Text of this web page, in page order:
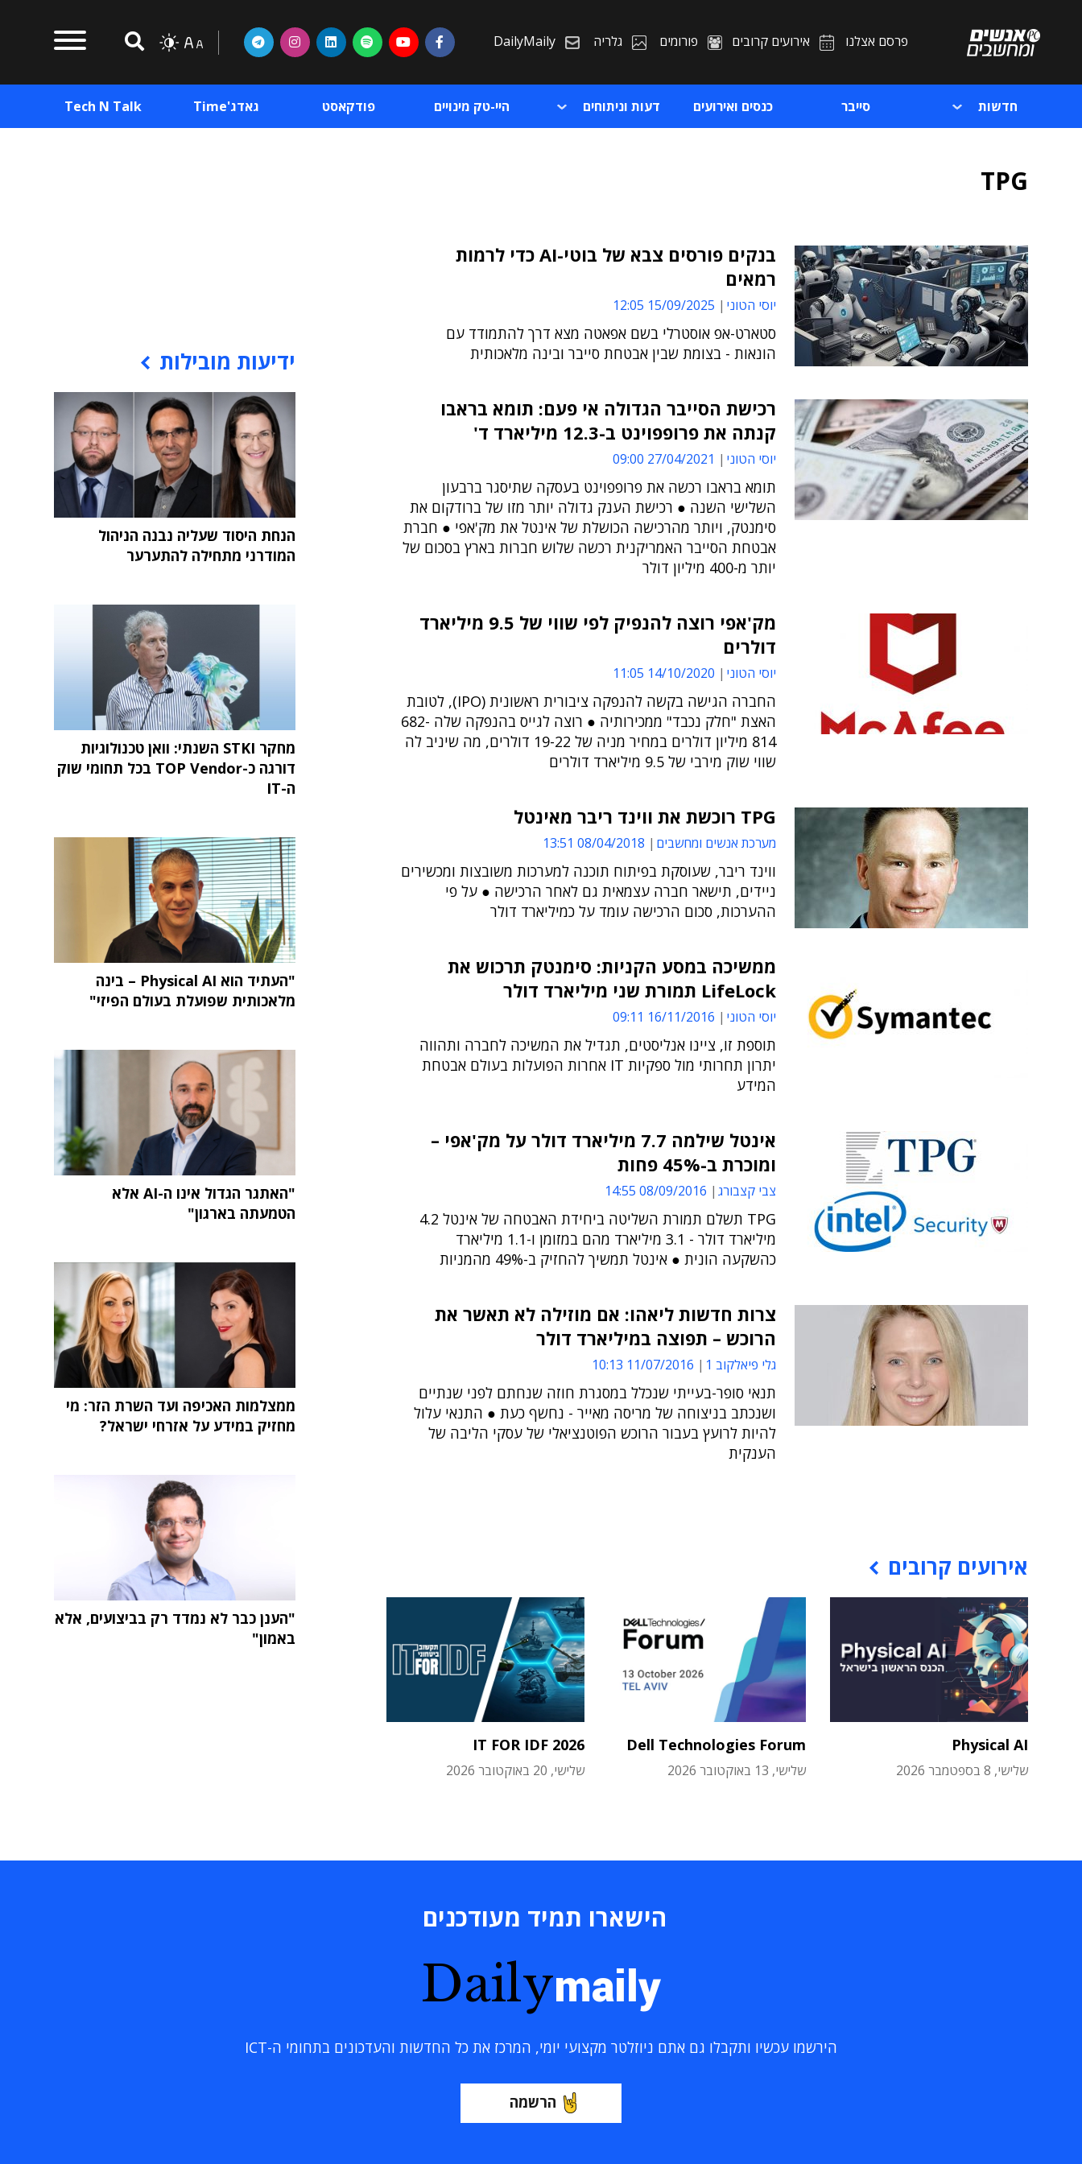
פרסם אצלנו אירועים קרובים פורומים גלריה DailyMaily
חדשות סייבר כנסים ואירועים דעות וניתוחים היי-טק מינויים פודקאסט גאדג'Time Tech N Talk
TPG
בנקים פורסים צבא של בוטי-AI כדי לרמות
רמאים
יוסי הטוני 15/09/2025 12:05
סטארט-אפ אוסטרלי בשם אפאטה מצא דרך להתמודד עם
הונאות - בצומת שבין אבטחת סייבר ובינה מלאכותית
רכישת הסייבר הגדולה אי פעם: תומא בראבו
קנתה את פרופפוינט ב-12.3 מיליארד ד'
יוסי הטוני 27/04/2021 09:00
תומא בראבו רכשה את פרופפוינט בעסקה שתיסגר ברבעון
השלישי השנה ● רכישת הענק גדולה יותר מזו של ברודקום את
סימנטק, ויותר מהרכישה הכושלת של אינטל את מק'אפי ● חברת
אבטחת הסייבר האמריקנית רכשה שלוש חברות בארץ בסכום של
יותר מ-400 מיליון דולר
מק'אפי רוצה להנפיק לפי שווי של 9.5 מיליארד
דולרים
יוסי הטוני 14/10/2020 11:05
החברה הגישה בקשה להנפקה ציבורית ראשונית (IPO), לטובת
האצת "חלק נכבד" ממכירותיה ● רוצה לגייס בהנפקה שלה 682-
814 מיליון דולרים במחיר מניה של 19-22 דולרים, מה שיניב לה
שווי שוק מירבי של 9.5 מיליארד דולרים
TPG רוכשת את ווינד ריבר מאינטל
מערכת אנשים ומחשבים 08/04/2018 13:51
ווינד ריבר, שעוסקת בפיתוח תוכנה למערכות משובצות ומכשירים
ניידים, תישאר חברה עצמאית גם לאחר הרכישה ● על פי
ההערכות, סכום הרכישה עומד על כמיליארד דולר
ממשיכה במסע הקניות: סימנטק תרכוש את
LifeLock תמורת שני מיליארד דולר
יוסי הטוני 16/11/2016 09:11
תוספת זו, ציינו אנליסטים, תגדיל את המשיכה לחברה ותהווה
יתרון תחרותי מול ספקיות IT אחרות הפועלות בעולם אבטחת
המידע
אינטל שילמה 7.7 מיליארד דולר על מק'אפי –
ומוכרת ב-45% פחות
צבי קצבורג 08/09/2016 14:55
TPG תשלם תמורת השליטה ביחידת האבטחה של אינטל 4.2
מיליארד דולר - 3.1 מיליארד מהם במזומן ו-1.1 מיליארד
כהשקעה הונית ● אינטל תמשיך להחזיק ב-49% מהמניות
צרות חדשות ליאהו: אם מוזילה לא תאשר את
הרוכש – תפוצה במיליארד דולר
גלי פיאלקוב 1 11/07/2016 10:13
תנאי סופר-בעייתי שנכלל במסגרת חוזה שנחתם לפני שנתיים
ושנכתב בניצוחה של מריסה מאייר - נחשף כעת ● התנאי עלול
להיות לרועץ בעבור הרוכש הפוטנציאלי של עסקי הליבה של
הענקית
אירועים קרובים
Physical AI
שלישי, 8 בספטמבר 2026
Dell Technologies Forum
שלישי, 13 באוקטובר 2026
IT FOR IDF 2026
שלישי, 20 באוקטובר 2026
ידיעות מובילות
הנחת היסוד שעליה נבנה הניהול
המודרני מתחילה להתערער
מחקר STKI השנתי: וואן טכנולוגיות
דורגה כ-TOP Vendor בכל תחומי שוק
ה-IT
"העתיד הוא Physical AI – בינה
מלאכותית שפועלת בעולם הפיזי"
"האתגר הגדול אינו ה-AI אלא
הטמעתה בארגון"
ממצלמות האכיפה ועד השרת הזר: מי
מחזיק במידע על אזרחי ישראל?
"הענן כבר לא נמדד רק בביצועים, אלא
באמון"
הישארו תמיד מעודכנים
Dailymaily
הירשמו עכשיו ותקבלו גם אתם ניוזלטר מקצועי יומי, המרכז את כל החדשות והעדכונים בתחומי ה-ICT
הרשמה